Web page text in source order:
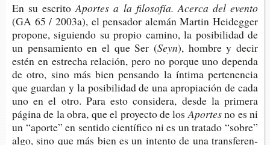
En su escritoApor­tes a la filo­so­fía. Acer­ca del evento
(GA 65 / 2003a), el pen­sa­dor ale­mán Mar­tin Hei­deg­ger
pro­po­ne, siguien­do su pro­pio camino, la posi­bi­li­dad de
un pen­sa­mien­to en el que Ser (Seyn), hom­bre y decir
estén en estre­cha rela­ción, pero no por­que uno depen­da
de otro, sino más bien pen­san­do la ínti­ma per­te­nen­cia
que guar­dan y la posi­bi­li­dad de una apro­pia­ción de cada
uno en el otro. Para esto con­si­de­ra, desde la pri­me­ra
pági­na de la obra, que el pro­yec­to de losAportesno es ni
un “apor­te” en sen­ti­do cien­tí­fi­co ni es un tra­ta­do “sobre”
algo, sino que más bien es un inten­to de una trans­fe­ren­